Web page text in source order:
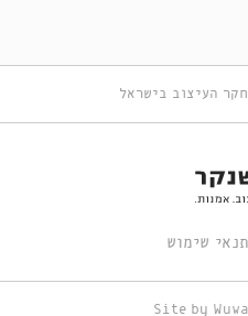
העיצוב בישראל
תנאי שימוש
Site by Wuwa